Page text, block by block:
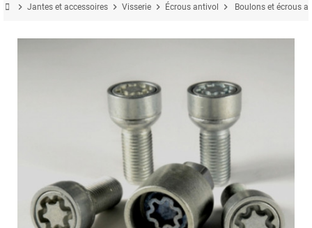
chevron_right Jantes et accessoires chevron_right Visserie chevron_right Écrous antivol chevron_right Boulons et écrous